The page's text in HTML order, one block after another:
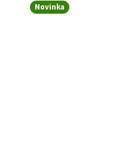
Novinka